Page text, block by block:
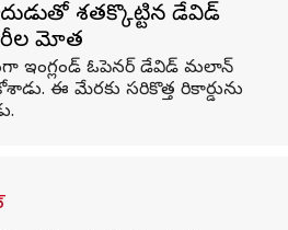
శతక్కొట్టిన డేవిడ్
మోత
ఇంగ్లండ్ ఓపెనర్ డేవిడ్ మలాన్
ఈ మేరకు సరికొత్త రికార్డును